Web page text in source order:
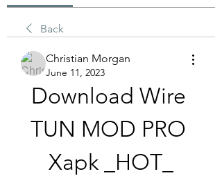
Back
Christian Morgan
June 11, 2023
Download Wire
TUN MOD PRO
Xapk _HOT_